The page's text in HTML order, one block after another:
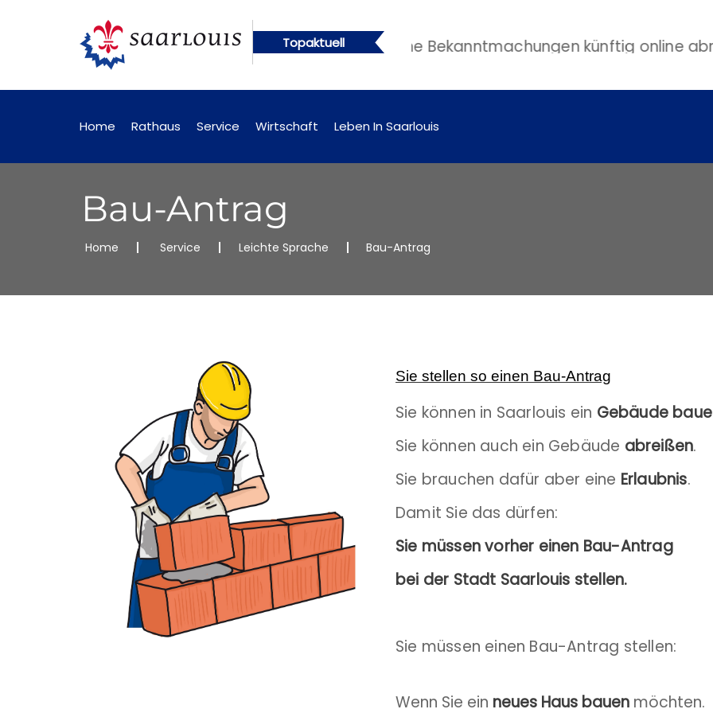
Topaktuell
künftig online abrufbar Öffentliche Bekanntmachungen künftig online
Home Rathaus Service Wirtschaft Leben In Saarlouis
Bau-Antrag
Home Service Leichte Sprache Bau-Antrag
Sie stellen so einen Bau-Antrag
Sie können in Saarlouis ein Gebäude
Sie können auch ein Gebäude abreißen.
Sie brauchen dafür aber eine Erlaubnis.
Damit Sie das dürfen:
Sie müssen vorher einen Bau-Antrag
bei der Stadt Saarlouis stellen.
Sie müssen einen Bau-Antrag stellen:
Wenn Sie ein neues Haus bauen möchten.